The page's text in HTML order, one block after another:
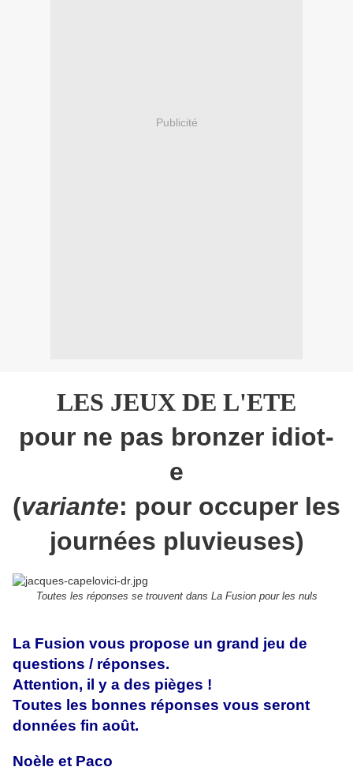
Publicité
LES JEUX DE L'ETE
pour ne pas bronzer idiot-
e
(variante: pour occuper les
journées pluvieuses)
Toutes les réponses se trouvent dans La Fusion pour les nuls
La Fusion vous propose un grand jeu de
questions / réponses.
Attention, il y a des pièges !
Toutes les bonnes réponses vous seront
données fin août.
Noèle et Paco